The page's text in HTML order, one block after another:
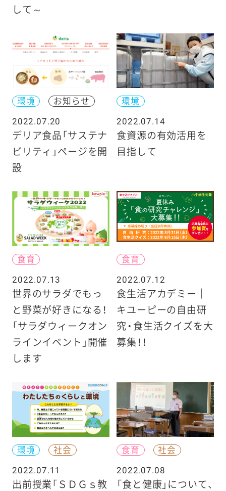
して～
環境
お知らせ
2022.07.20
デリア食品「サステナ
ビリティ」ページを開
設
環境
2022.07.14
食資源の有効活用を
目指して
食育
2022.07.13
世界のサラダでもっ
と野菜が好きになる！
「サラダウィークオン
ラインイベント」開催
します
食育
2022.07.12
食生活アカデミー｜
キユーピーの自由研
究・食生活クイズを大
募集！！
環境
社会
2022.07.11
出前授業「ＳＤＧｓ教
食育
社会
2022.07.08
「食と健康」について、